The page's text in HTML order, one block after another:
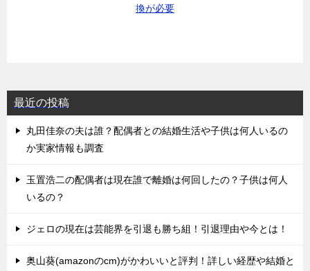
換が必要
最近の投稿
丸田佳奈の夫は誰？配偶者との結婚生活や子供は何人いるの
か実家情報も調査
玉置浩二の配偶者は現在誰で離婚は何回したの？子供は何人
いるの？
ジェロの現在は芸能界を引退も勝ち組！引退理由や今とは！
奥山葵(amazonのcm)がかわいいと評判！詳しい経歴や結婚と